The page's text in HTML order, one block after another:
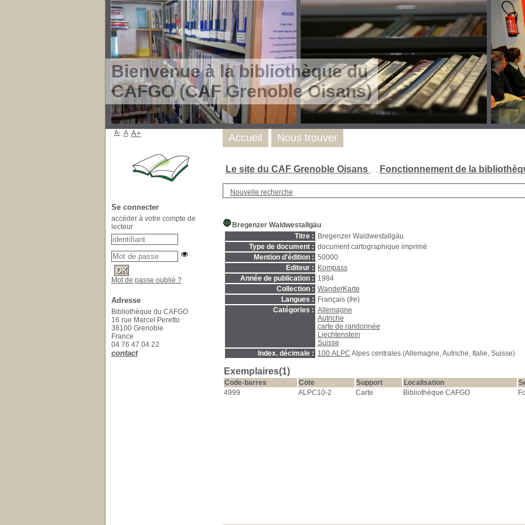
Bienvenue à la bibliothèque du
CAFGO (CAF Grenoble Oisans)
Le site du CAF Grenoble Oisans . . Fonctionnement de la
Nouvelle recherche
Bregenzer Waldwestallgäu
Titre :
Bregenzer Waldwestallgäu
Type de document : document cartographique imprimé
Mention d'édition : 50000
Editeur :
Kompass
Année de publication : 1984
Collection : WanderKarte
Langues :
Français (fre)
Catégories : Allemagne
Autriche
carte de randonnée
Liechtenstein
Suisse
Index. décimale : 100.ALPC Alpes centrales (Allemagne, Autriche, Italie, Suisse)
Exemplaires(1)
Code-barres Cote Support Localisation
4999
ALPC10-2 Carte Bibliothèque CAFGO
Accueil Nous trouver
A- A A+
Se connecter
accéder à votre compte de
lecteur
Mot de passe oublié ?
Adresse
Bibliothèque du CAFGO
16 rue Marcel Peretto
38100 Grenoble
France
04 76 47 04 22
contact